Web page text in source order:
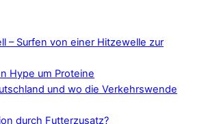
– Surfen von einer Hitzewelle zur
Hype um Proteine
und wo die Verkehrswende
durch Futterzusatz?